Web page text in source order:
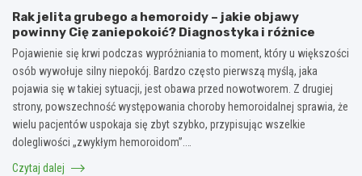
Rak jelita grubego a hemoroidy – jakie objawy
powinny Cię zaniepokoić? Diagnostyka i różnice
Pojawienie się krwi podczas wypróżniania to moment, który u większości
osób wywołuje silny niepokój. Bardzo często pierwszą myślą, jaka
pojawia się w takiej sytuacji, jest obawa przed nowotworem. Z drugiej
strony, powszechność występowania choroby hemoroidalnej sprawia, że
wielu pacjentów uspokaja się zbyt szybko, przypisując wszelkie
dolegliwości „zwykłym hemoroidom”.…
Czytaj dalej